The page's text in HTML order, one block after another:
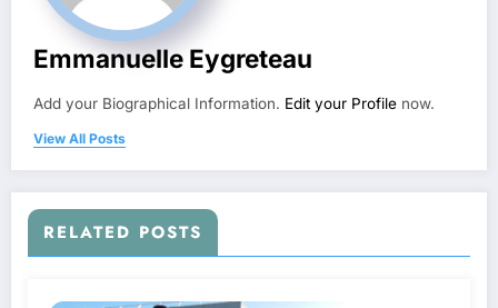
Emmanuelle Eygreteau
Add your Biographical Information. Edit your Profile now.
View All Posts
RELATED POSTS